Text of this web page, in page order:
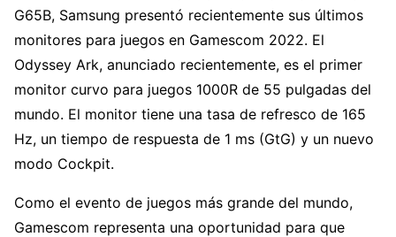
G65B, Samsung presentó recientemente sus últimos
monitores para juegos en Gamescom 2022. El
Odyssey Ark, anunciado recientemente, es el primer
monitor curvo para juegos 1000R de 55 pulgadas del
mundo. El monitor tiene una tasa de refresco de 165
Hz, un tiempo de respuesta de 1 ms (GtG) y un nuevo
modo Cockpit.
Como el evento de juegos más grande del mundo,
Gamescom representa una oportunidad para que